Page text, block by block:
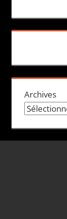
Archives